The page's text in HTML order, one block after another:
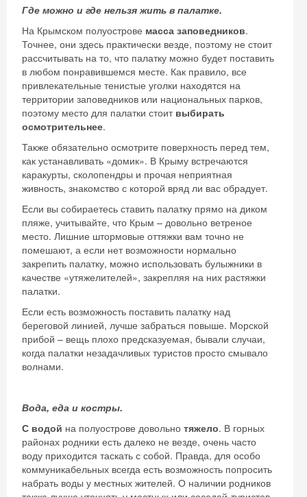
Где можно и где нельзя жить в палатке.
На Крымском полуострове масса заповедников.
Точнее, они здесь практически везде, поэтому не стоит
рассчитывать на то, что палатку можно будет поставить
в любом понравившемся месте. Как правило, все
привлекательные тенистые уголки находятся на
территории заповедников или национальных парков,
поэтому место для палатки стоит выбирать
осмотрительнее.
Также обязательно осмотрите поверхность перед тем,
как устанавливать «домик». В Крыму встречаются
каракурты, сколопендры и прочая неприятная
живность, знакомство с которой вряд ли вас обрадует.
Если вы собираетесь ставить палатку прямо на диком
пляже, учитывайте, что Крым – довольно ветреное
место. Лишние штормовые оттяжки вам точно не
помешают, а если нет возможности нормально
закрепить палатку, можно использовать булыжники в
качестве «утяжелителей», закрепляя на них растяжки
палатки.
Если есть возможность поставить палатку над
береговой линией, лучше забраться повыше. Морской
прибой – вещь плохо предсказуемая, бывали случаи,
когда палатки незадачливых туристов просто смывало
волнами.
Вода, еда и костры.
С водой на полуострове довольно тяжело. В горных
районах родники есть далеко не везде, очень часто
воду приходится таскать с собой. Правда, для особо
коммуникабельных всегда есть возможность попросить
набрать воды у местных жителей. О наличии родников